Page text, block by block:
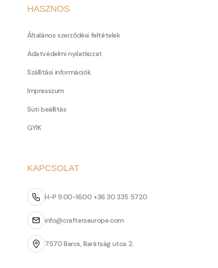
HASZNOS
Általános szerződési feltételek
Adatvédelmi nyilatkozat
Szállítási információk
Impresszum
Süti beállítás
GYIK
KAPCSOLAT
H-P 9.00-16.00 +36 30 335 5720
info@crafterseurope.com
7570 Barcs, Barátság utca 2.